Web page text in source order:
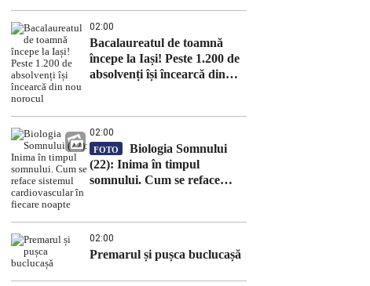
02:00
Bacalaureatul de toamnă
începe la Iași! Peste 1.200 de
absolvenți își încearcă din
02:00
FOTO
Biologia Somnului
(22): Inima în timpul
somnului. Cum se reface
02:00
Premarul și pușca buclucașă